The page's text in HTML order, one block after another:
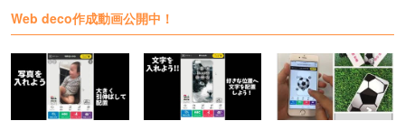
Web deco作成動画公開中！